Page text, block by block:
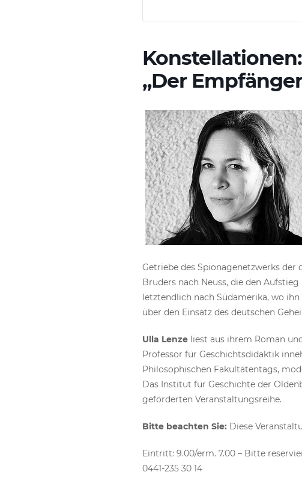
„Der
Getriebe des Spionagenetzwerks
Bruders nach Neuss, die den
letztendlich nach Südamerika, wo
über den Einsatz des deutschen
Ulla Lenze liest aus ihrem Roman
Professor für Geschichtsdidaktik
Philosophischen Fakultätentags,
Das Institut für Geschichte der
geförderten Veranstaltungsreihe.
Bitte beachten Sie: Diese
Eintritt: 9.00/erm. 7.00 – Bitte
0441-235 30 14